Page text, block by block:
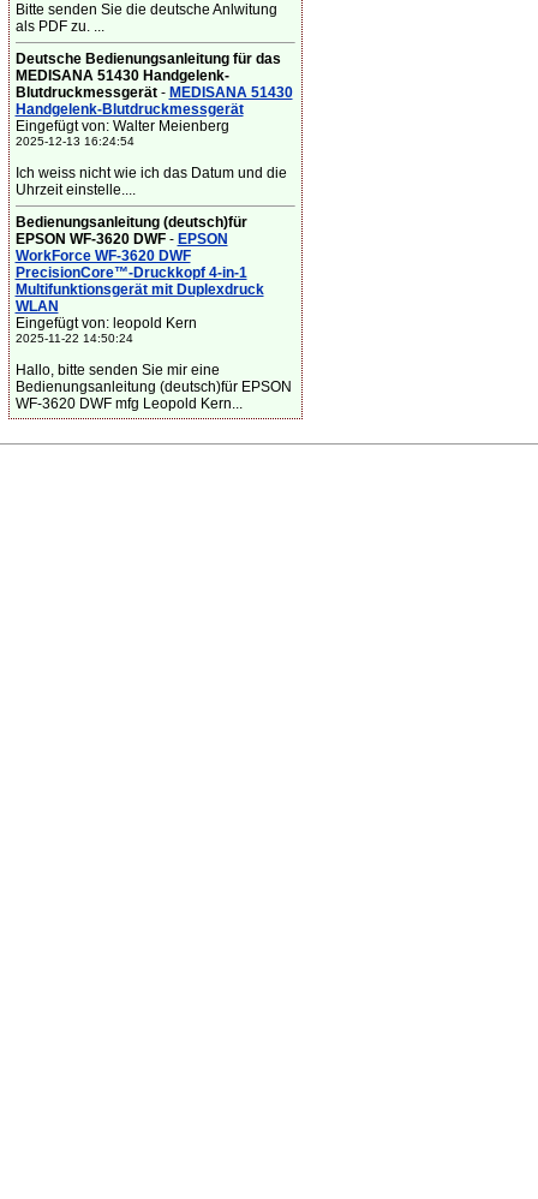
Bitte senden Sie die deutsche Anlwitung
als PDF zu. ...
Deutsche Bedienungsanleitung für das
MEDISANA 51430 Handgelenk-
Blutdruckmessgerät- MEDISANA 51430
Handgelenk-Blutdruckmessgerät
Eingefügt von: Walter Meienberg
2025-12-13 16:24:54
Ich weiss nicht wie ich das Datum und die
Uhrzeit einstelle....
Bedienungsanleitung (deutsch)für
EPSON WF-3620 DWF- EPSON
WorkForce WF-3620 DWF
PrecisionCore™-Druckkopf 4-in-1
Multifunktionsgerät mit Duplexdruck
WLAN
Eingefügt von: leopold Kern
2025-11-22 14:50:24
Hallo, bitte senden Sie mir eine
Bedienungsanleitung (deutsch)für EPSON
WF-3620 DWF mfg Leopold Kern...